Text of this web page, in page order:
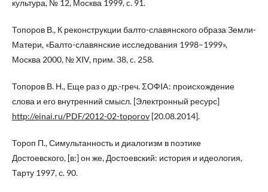
культура, № 12, Москва 1999, c. 91.
Топоров В., К реконструкции балто-славянского образа Земли-
Матери, «Балто-славянские исследования 1998–1999»,
Москва 2000, № XIV, прим. 38, c. 258.
Топоров В. Н., Еще раз о др.-греч. ƩОФIA: происхождение
слова и его внутренний смысл. [Электронный ресурс]
http://einai.ru/PDF/2012-02-toporov [20.08.2014].
Тороп П., Симультанность и диалогизм в поэтике
Достоевского, [в:] он же, Достоевский: история и идеология,
Тарту 1997, с. 90.